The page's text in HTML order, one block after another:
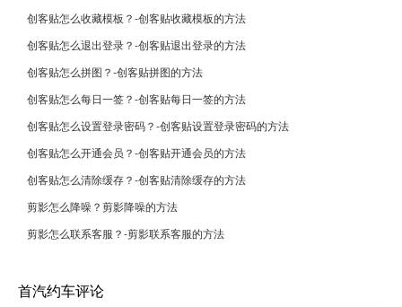
创客贴怎么收藏模板？-创客贴收藏模板的方法
创客贴怎么退出登录？-创客贴退出登录的方法
创客贴怎么拼图？-创客贴拼图的方法
创客贴怎么每日一签？-创客贴每日一签的方法
创客贴怎么设置登录密码？-创客贴设置登录密码的方法
创客贴怎么开通会员？-创客贴开通会员的方法
创客贴怎么清除缓存？-创客贴清除缓存的方法
剪影怎么降噪？剪影降噪的方法
剪影怎么联系客服？-剪影联系客服的方法
首汽约车评论